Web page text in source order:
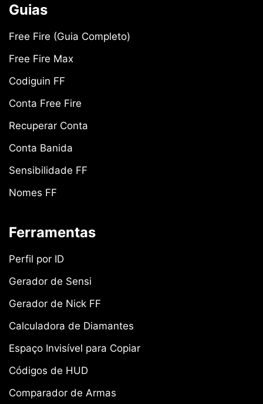
Guias
Free Fire (Guia Completo)
Free Fire Max
Codiguin FF
Conta Free Fire
Recuperar Conta
Conta Banida
Sensibilidade FF
Nomes FF
Ferramentas
Perfil por ID
Gerador de Sensi
Gerador de Nick FF
Calculadora de Diamantes
Espaço Invisível para Copiar
Códigos de HUD
Comparador de Armas